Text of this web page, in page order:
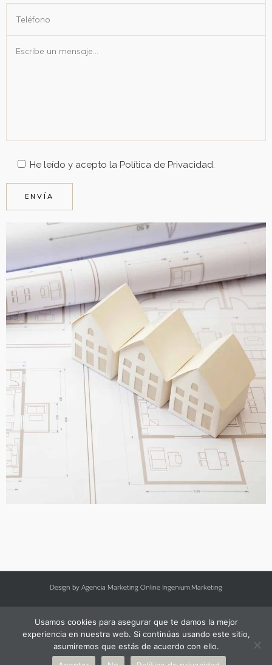
He leído y acepto la Política de Privacidad.
Design by Agencia Marketing OnlineIngenium.Marketing
Copyright @ 2021. EGEA Arquitectura.Legal Notice,Privacy & Cookies
637 72 40 33
info@egeaarquitectura.com
Usamos cookies para asegurar que te damos la mejor
experiencia en nuestra web. Si continúas usando este sitio,
asumiremos que estás de acuerdo con ello.